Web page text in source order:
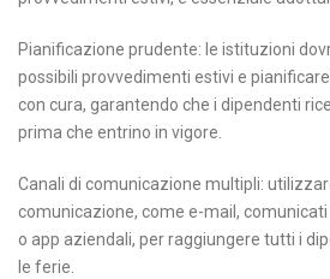
Pianificazione prudente: le istituzioni
possibili provvedimenti estivi e
con cura, garantendo che i dipendenti
prima che entrino in vigore.
Canali di comunicazione multipli:
comunicazione, come e-mail,
o app aziendali, per raggiungere tutti i
le ferie.